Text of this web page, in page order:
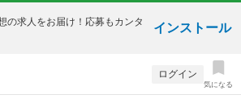
の求人をお届け！応募もカンタ
インストール
ログイン
気になる